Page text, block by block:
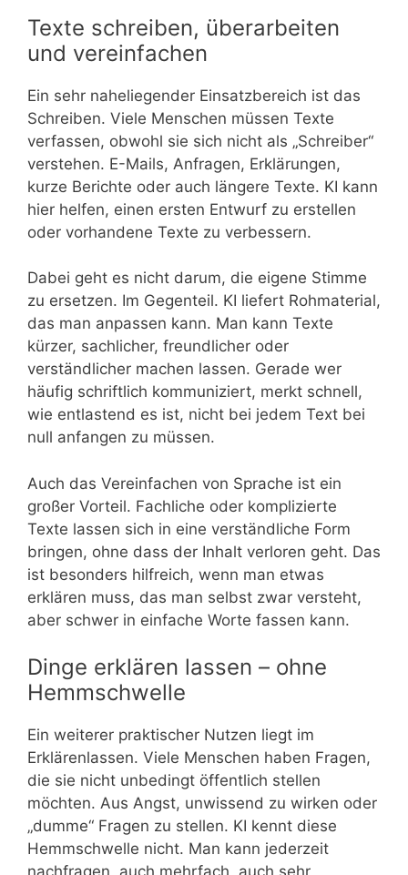
Texte schreiben, überarbeiten
und vereinfachen
Ein sehr naheliegender Einsatzbereich ist das
Schreiben. Viele Menschen müssen Texte
verfassen, obwohl sie sich nicht als „Schreiber“
verstehen. E-Mails, Anfragen, Erklärungen,
kurze Berichte oder auch längere Texte. KI kann
hier helfen, einen ersten Entwurf zu erstellen
oder vorhandene Texte zu verbessern.
Dabei geht es nicht darum, die eigene Stimme
zu ersetzen. Im Gegenteil. KI liefert Rohmaterial,
das man anpassen kann. Man kann Texte
kürzer, sachlicher, freundlicher oder
verständlicher machen lassen. Gerade wer
häufig schriftlich kommuniziert, merkt schnell,
wie entlastend es ist, nicht bei jedem Text bei
null anfangen zu müssen.
Auch das Vereinfachen von Sprache ist ein
großer Vorteil. Fachliche oder komplizierte
Texte lassen sich in eine verständliche Form
bringen, ohne dass der Inhalt verloren geht. Das
ist besonders hilfreich, wenn man etwas
erklären muss, das man selbst zwar versteht,
aber schwer in einfache Worte fassen kann.
Dinge erklären lassen – ohne
Hemmschwelle
Ein weiterer praktischer Nutzen liegt im
Erklärenlassen. Viele Menschen haben Fragen,
die sie nicht unbedingt öffentlich stellen
möchten. Aus Angst, unwissend zu wirken oder
„dumme“ Fragen zu stellen. KI kennt diese
Hemmschwelle nicht. Man kann jederzeit